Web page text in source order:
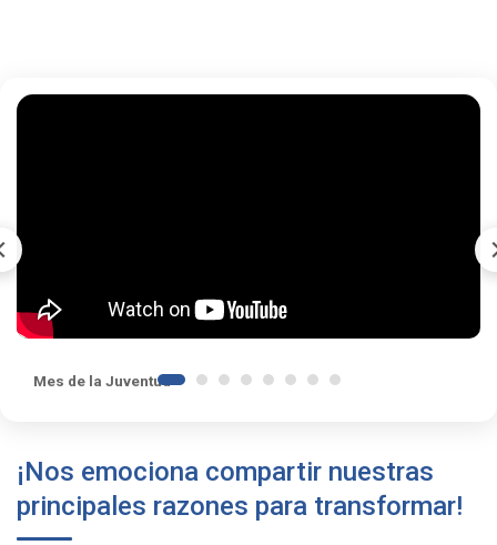
Mes de la Juventud
¡Nos emociona compartir nuestras
principales razones para transformar!